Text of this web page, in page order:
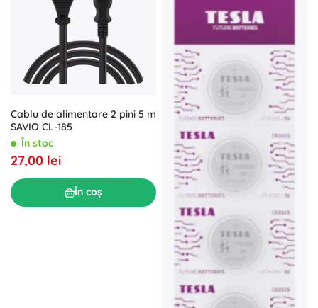
Cablu de alimentare 2 pini 5 m
SAVIO CL-185
În stoc
27,00 lei
În coș